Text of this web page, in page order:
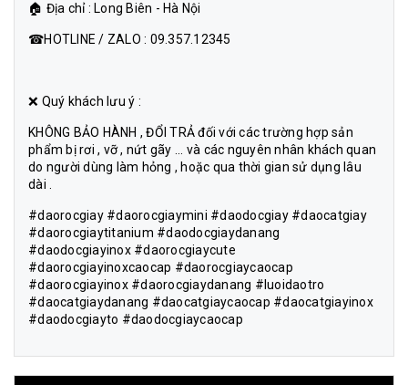
🏠 Địa chỉ : Long Biên - Hà Nội
☎HOTLINE / ZALO : 09.357.12345
❌ Quý khách lưu ý :
KHÔNG BẢO HÀNH , ĐỔI TRẢ đối với các trường hợp sản
phẩm bị rơi , vỡ , nứt gãy ... và các nguyên nhân khách quan
do người dùng làm hỏng , hoặc qua thời gian sử dụng lâu
dài .
#daorocgiay #daorocgiaymini #daodocgiay #daocatgiay
#daorocgiaytitanium #daodocgiaydanang
#daodocgiayinox #daorocgiaycute
#daorocgiayinoxcaocap #daorocgiaycaocap
#daorocgiayinox #daorocgiaydanang #luoidaotro
#daocatgiaydanang #daocatgiaycaocap #daocatgiayinox
#daodocgiayto #daodocgiaycaocap